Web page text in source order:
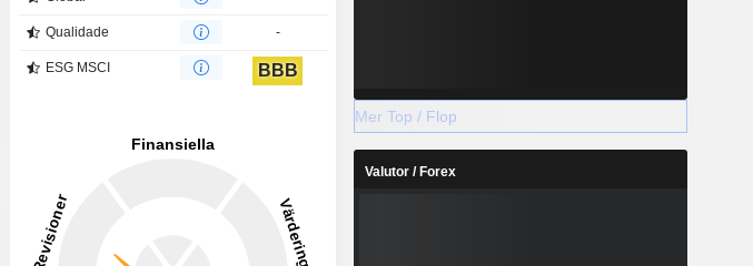
Qualidade -
ESG MSCI BBB
Mer Top / Flop
Valutor / Forex